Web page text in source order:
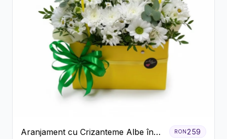
Aranjament cu Crizanteme Albe în
RON259